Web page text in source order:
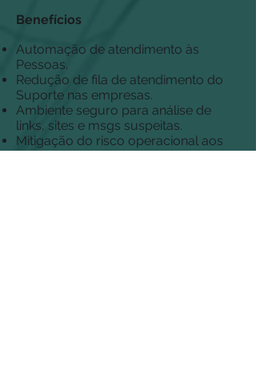
Benefícios
Automação de atendimento às
Pessoas.
Redução de fila de atendimento do
Suporte nas empresas.
Ambiente seguro para análise de
links, sites e msgs suspeitas.
Mitigação do risco operacional aos
usuários e aos atendentes.